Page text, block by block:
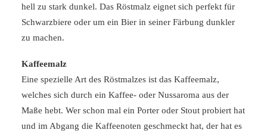
hell zu stark dunkel. Das Röstmalz eignet sich perfekt für
Schwarzbiere oder um ein Bier in seiner Färbung dunkler
zu machen.
Kaffeemalz
Eine spezielle Art des Röstmalzes ist das Kaffeemalz,
welches sich durch ein Kaffee- oder Nussaroma aus der
Maße hebt. Wer schon mal ein Porter oder Stout probiert hat
und im Abgang die Kaffeenoten geschmeckt hat, der hat es